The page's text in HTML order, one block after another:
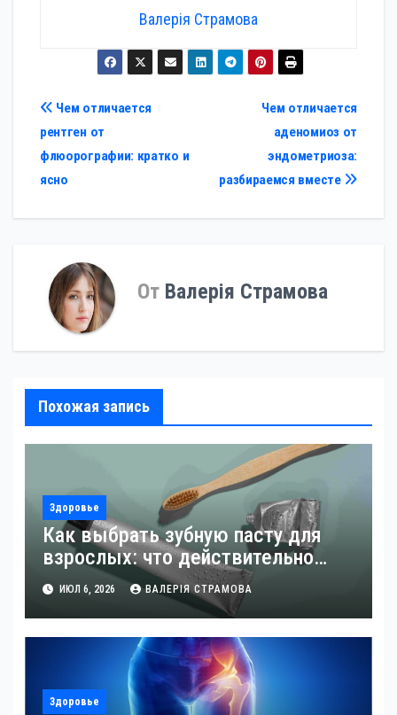
Валерія Страмова
Навигация
по
записям
Чем отличается
аденомиоз от
эндометриоза:
разбираемся вместе
Чем отличается
рентген от
флюорографии: кратко и
ясно
От Валерія Страмова
Похожая запись
Здоровье
Как выбрать зубную пасту для
взрослых: что действительно
имеет значение
ИЮЛ 6, 2026 ВАЛЕРІЯ СТРАМОВА
Здоровье